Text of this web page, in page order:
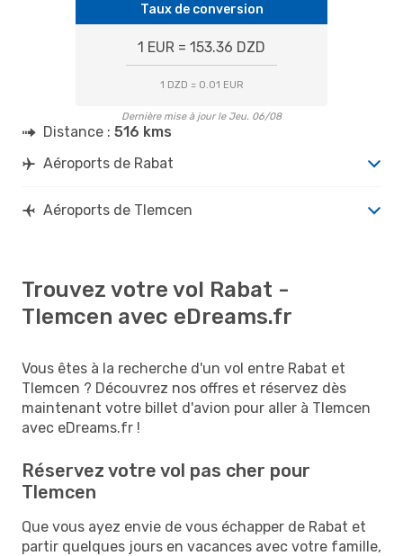
Taux de conversion
1 EUR = 153.36 DZD
1 DZD = 0.01 EUR
Dernière mise à jour le Jeu. 06/08
Distance : 516 kms
Aéroports de Rabat
Aéroports de Tlemcen
Trouvez votre vol Rabat -
Tlemcen avec eDreams.fr
Vous êtes à la recherche d'un vol entre Rabat et
Tlemcen ? Découvrez nos offres et réservez dès
maintenant votre billet d'avion pour aller à Tlemcen
avec eDreams.fr !
Réservez votre vol pas cher pour
Tlemcen
Que vous ayez envie de vous échapper de Rabat et
partir quelques jours en vacances avec votre famille,